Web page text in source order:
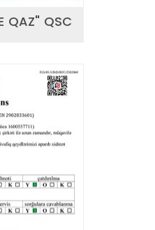
QAZ" QSC